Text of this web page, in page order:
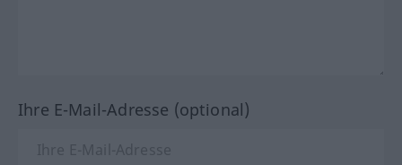
Ihre E-Mail-Adresse (optional)